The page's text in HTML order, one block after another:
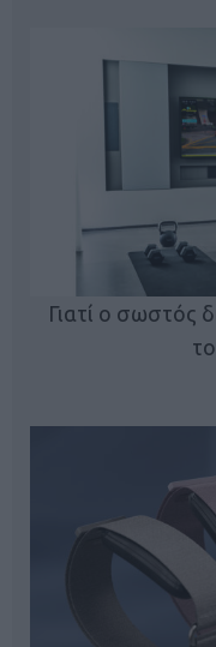
Γιατί ο σωστός